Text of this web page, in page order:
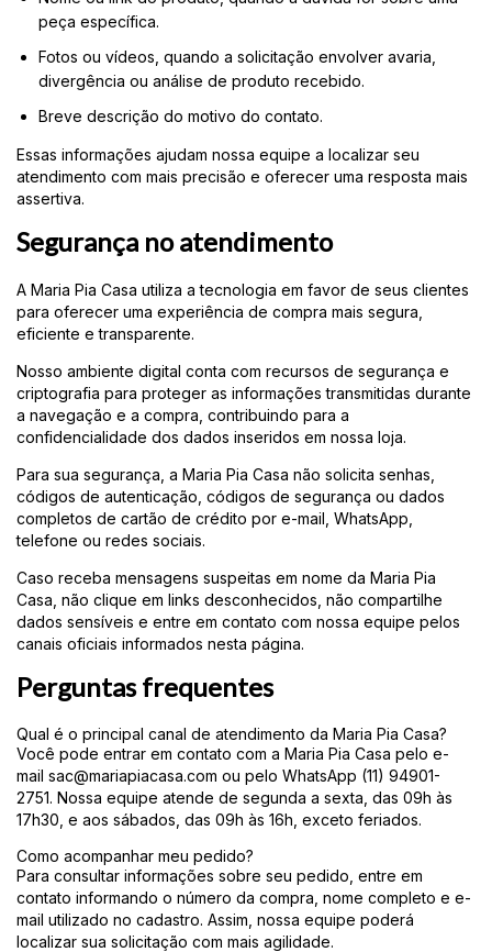
peça específica.
Fotos ou vídeos, quando a solicitação envolver avaria,
divergência ou análise de produto recebido.
Breve descrição do motivo do contato.
Essas informações ajudam nossa equipe a localizar seu
atendimento com mais precisão e oferecer uma resposta mais
assertiva.
Segurança no atendimento
A Maria Pia Casa utiliza a tecnologia em favor de seus clientes
para oferecer uma experiência de compra mais segura,
eficiente e transparente.
Nosso ambiente digital conta com recursos de segurança e
criptografia para proteger as informações transmitidas durante
a navegação e a compra, contribuindo para a
confidencialidade dos dados inseridos em nossa loja.
Para sua segurança, a Maria Pia Casa não solicita senhas,
códigos de autenticação, códigos de segurança ou dados
completos de cartão de crédito por e-mail, WhatsApp,
telefone ou redes sociais.
Caso receba mensagens suspeitas em nome da Maria Pia
Casa, não clique em links desconhecidos, não compartilhe
dados sensíveis e entre em contato com nossa equipe pelos
canais oficiais informados nesta página.
Perguntas frequentes
Qual é o principal canal de atendimento da Maria Pia Casa?
Você pode entrar em contato com a Maria Pia Casa pelo e-
mail sac@mariapiacasa.com ou pelo WhatsApp (11) 94901-
2751. Nossa equipe atende de segunda a sexta, das 09h às
17h30, e aos sábados, das 09h às 16h, exceto feriados.
Como acompanhar meu pedido?
Para consultar informações sobre seu pedido, entre em
contato informando o número da compra, nome completo e e-
mail utilizado no cadastro. Assim, nossa equipe poderá
localizar sua solicitação com mais agilidade.